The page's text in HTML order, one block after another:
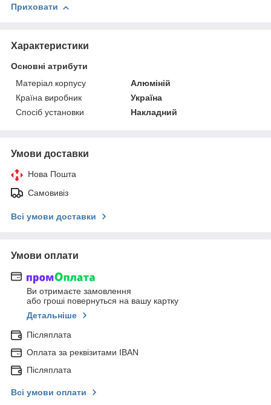
Приховати
Характеристики
Основні атрибути
Матеріал корпусу
Алюміній
Країна виробник
Україна
Спосіб установки
Накладний
Умови доставки
Нова Пошта
Самовивіз
Всі умови доставки
Умови оплати
Ви отримаєте замовлення
або гроші повернуться на вашу картку
Детальніше
Післяплата
Оплата за реквізитами IBAN
Післяплата
Всі умови оплати